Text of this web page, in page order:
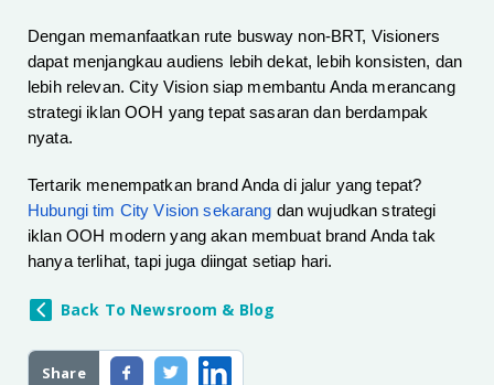
Share
Dengan memanfaatkan rute busway non-BRT, Visioners
dapat menjangkau audiens lebih dekat, lebih konsisten, dan
lebih relevan. City Vision siap membantu Anda merancang
strategi iklan OOH yang tepat sasaran dan berdampak
nyata.
Tertarik menempatkan brand Anda di jalur yang tepat?
Hubungi tim City Vision sekarang dan wujudkan strategi
iklan OOH modern yang akan membuat brand Anda tak
hanya terlihat, tapi juga diingat setiap hari.
Back To Newsroom & Blog